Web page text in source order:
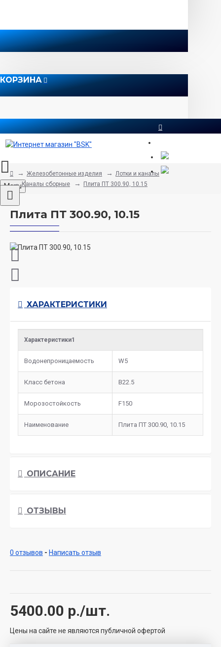
КОРЗИНА
Menu
Железобетонные изделия
Лотки и каналы
Каналы сборные
Плита ПТ 300.90, 10.15
Плита ПТ 300.90, 10.15
ХАРАКТЕРИСТИКИ
Характеристики1
Водонепроницаемость W5
Класс бетона B22.5
Морозостойкость F150
Наименование Плита ПТ 300.90, 10.15
ОПИСАНИЕ
ОТЗЫВЫ
0 отзывов - Написать отзыв
5400.00 р./шт.
Цены на сайте не являются публичной офертой